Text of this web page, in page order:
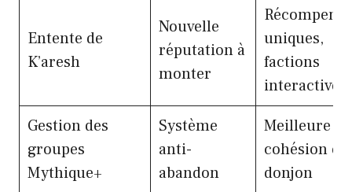
Entente de
K’aresh
Nouvelle
réputation à
monter
uniques,
factions
interactives
Gestion des
groupes
Mythique+
Système
anti-
abandon
Meilleure
cohésion en
donjon